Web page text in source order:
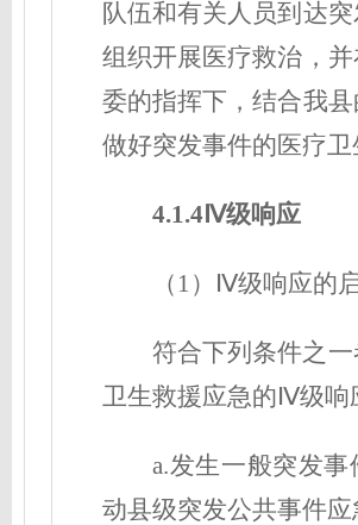
队伍和有关人员到达突
组织开展医疗救治，
委的指挥下，结合我县
做好突发事件的医疗卫
4.1.4Ⅳ级响应
（1）Ⅳ级响应的
符合下列条件之
卫生救援应急的Ⅳ级响
a.发生一般突发
动县级突发公共事件应